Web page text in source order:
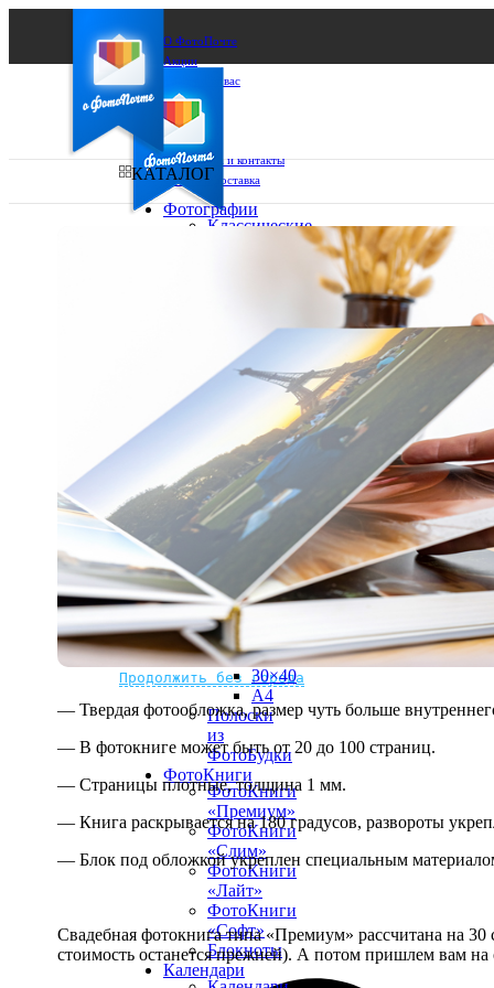
О ФотоПочте
Акции
Сделаем за вас
Бизнесу
FAQ
Франшиза
Поддержка и контакты
Оплата и доставка
Выберите из списка:
Не нашли Ваш город?
Мы доставляем по всему миру
Продолжить без города
КАТАЛОГ
Фотографии
Классические
15х20
20х30
30х30
30х40
А4
Фото
в
рамке
10х10
10×15
13×18
15×15
15×20
30×30
30×40
A4
Полоски
из
ФотоБудки
ФотоКниги
ФотоКниги
«Премиум»
ФотоКниги
«Слим»
ФотоКниги
«Лайт»
ФотоКниги
«Софт»
Блокноты
Календари
— Твердая фотообложка, размер чуть больше
— В фотокниге может быть от 20 до 100 страниц.
— Страницы плотные, толщина 1 мм.
— Книга раскрывается на 180 градусов, развороты
— Блок под обложкой укреплен специальным
Свадебная фотокнига типа «Премиум» рассчитана на
стоимость останется прежней). А потом пришлем вам на